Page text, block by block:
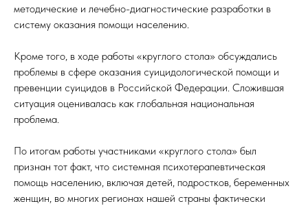
методические и лечебно-диагностические разработки в
систему оказания помощи населению.
Кроме того, в ходе работы «круглого стола» обсуждались
проблемы в сфере оказания суицидологической помощи и
превенции суицидов в Российской Федерации. Сложившая
ситуация оценивалась как глобальная национальная
проблема.
По итогам работы участниками «круглого стола» был
признан тот факт, что системная психотерапевтическая
помощь населению, включая детей, подростков, беременных
женщин, во многих регионах нашей страны фактически